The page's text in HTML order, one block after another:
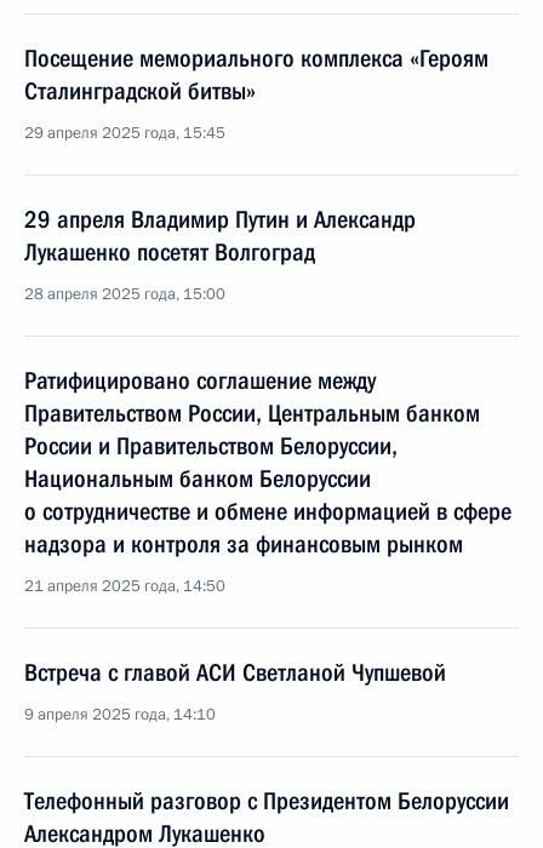
Посещение мемориального комплекса «Героям
Сталинградской битвы»
29 апреля 2025 года, 15:45
29 апреля Владимир Путин и Александр
Лукашенко посетят Волгоград
28 апреля 2025 года, 15:00
Ратифицировано соглашение между
Правительством России, Центральным банком
России и Правительством Белоруссии,
Национальным банком Белоруссии
о сотрудничестве и обмене информацией в сфере
надзора и контроля за финансовым рынком
21 апреля 2025 года, 14:50
Встреча с главой АСИ Светланой Чупшевой
9 апреля 2025 года, 14:10
Телефонный разговор с Президентом Белоруссии
Александром Лукашенко